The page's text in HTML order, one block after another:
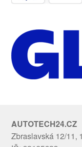
AUTOTECH24.CZ
Zbraslavská 12/11,